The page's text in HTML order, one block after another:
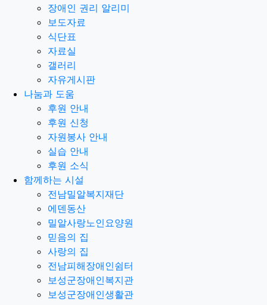
장애인 권리 알리미
보도자료
식단표
자료실
갤러리
자유게시판
나눔과 도움
후원 안내
후원 신청
자원봉사 안내
실습 안내
후원 소식
함께하는 시설
전남밀알복지재단
에덴동산
밀알사랑노인요양원
믿음의 집
사랑의 집
전남피해장애인쉼터
보성군장애인복지관
보성군장애인생활관